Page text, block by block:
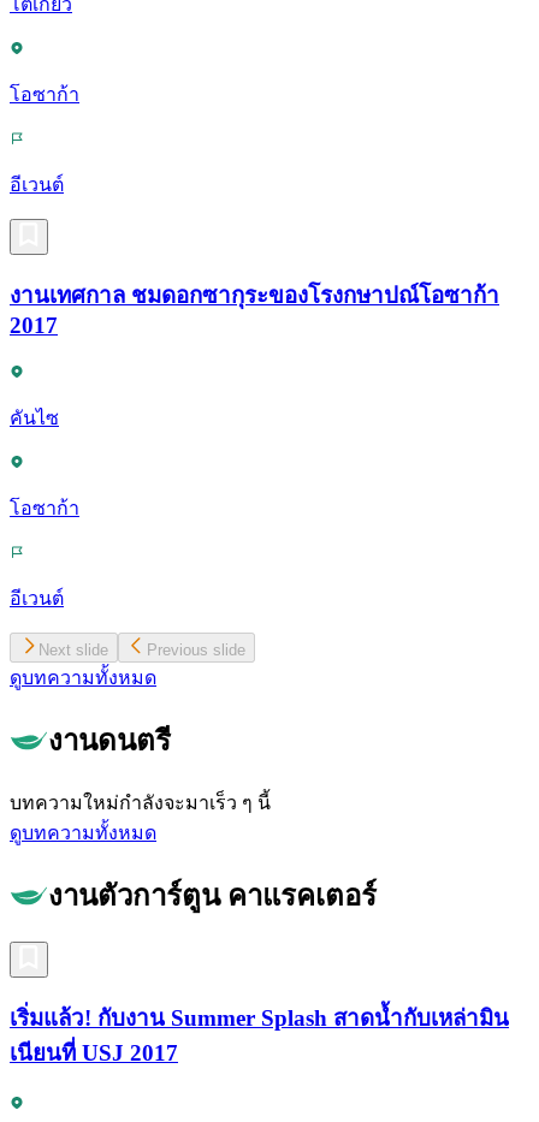
โตเกียว
โอซาก้า
อีเวนต์
งานเทศกาล ชมดอกซากุระของโรงกษาปณ์โอซาก้า
2017
คันไซ
โอซาก้า
อีเวนต์
Next slide Previous slide
ดูบทความทั้งหมด
งานดนตรี
บทความใหม่กำลังจะมาเร็ว ๆ นี้
ดูบทความทั้งหมด
งานตัวการ์ตูน คาแรคเตอร์
เริ่มแล้ว! กับงาน Summer Splash สาดน้ำกับเหล่ามิน
เนียนที่ USJ 2017